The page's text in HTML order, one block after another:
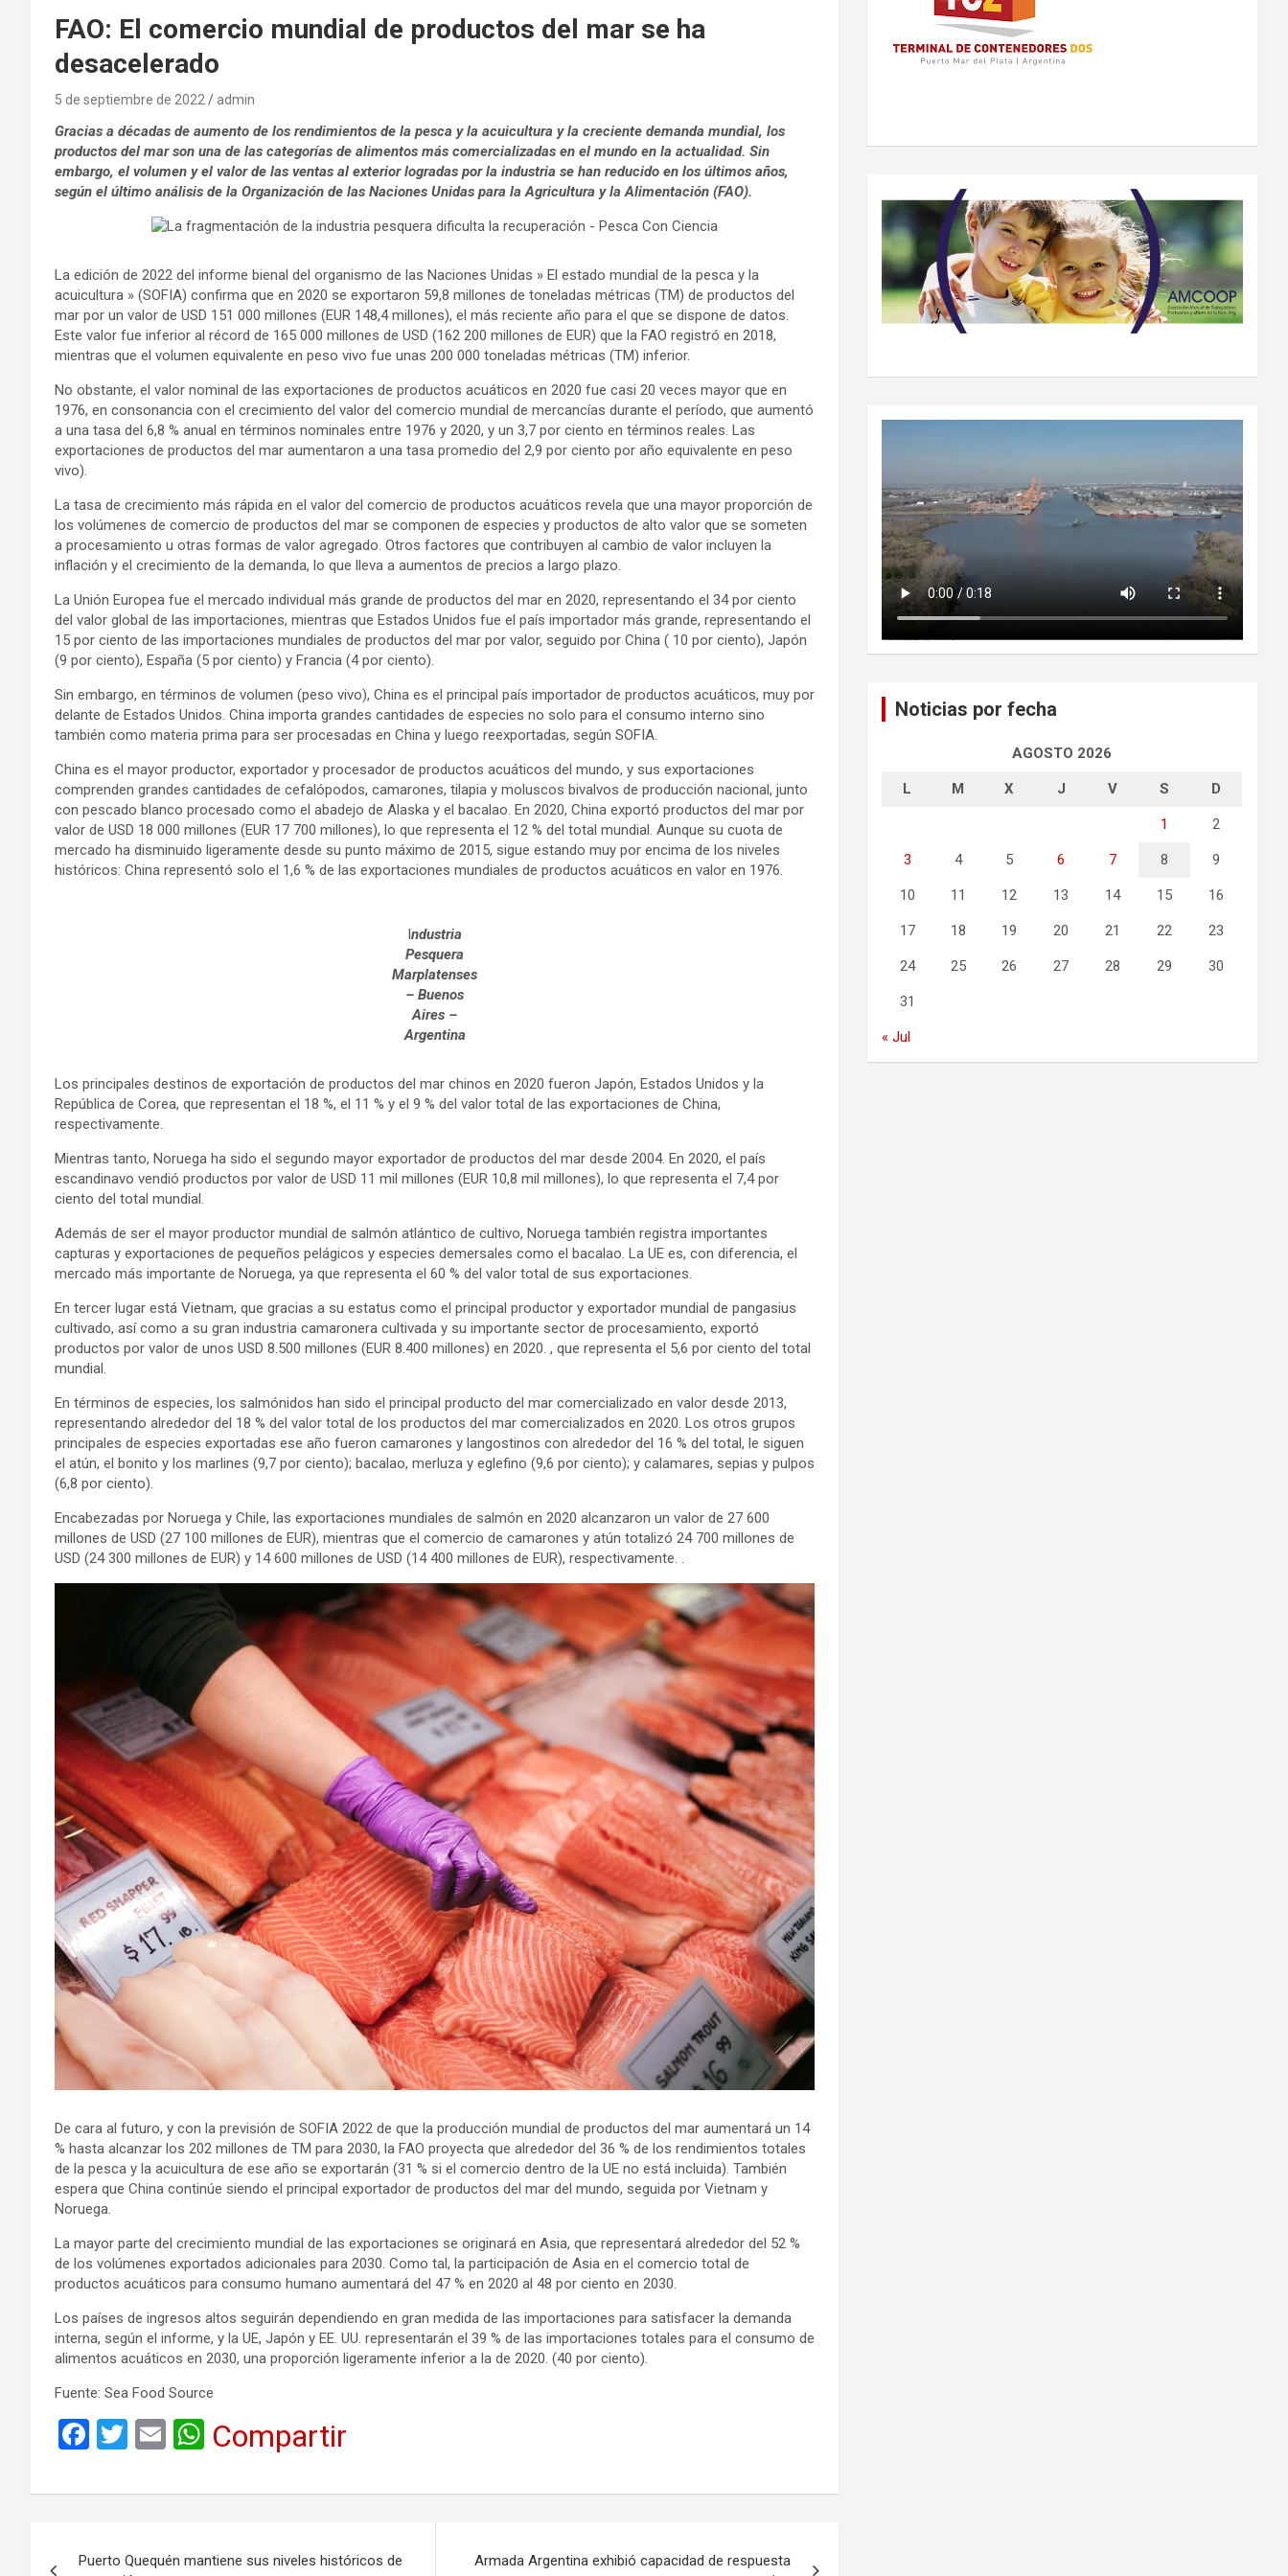
FAO: El comercio mundial de productos del mar se ha
desacelerado
5 de septiembre de 2022 admin
Gracias a décadas de aumento de los rendimientos de la pesca y la acuicultura y la creciente demanda mundial, los
productos del mar son una de las categorías de alimentos más comercializadas en el mundo en la actualidad. Sin
embargo, el volumen y el valor de las ventas al exterior logradas por la industria se han reducido en los últimos años,
según el último análisis de la Organización de las Naciones Unidas para la Agricultura y la Alimentación (FAO).
La edición de 2022 del informe bienal del organismo de las Naciones Unidas » El estado mundial de la pesca y la
acuicultura » (SOFIA) confirma que en 2020 se exportaron 59,8 millones de toneladas métricas (TM) de productos del
mar por un valor de USD 151 000 millones (EUR 148,4 millones), el más reciente año para el que se dispone de datos.
Este valor fue inferior al récord de 165 000 millones de USD (162 200 millones de EUR) que la FAO registró en 2018,
mientras que el volumen equivalente en peso vivo fue unas 200 000 toneladas métricas (TM) inferior.
No obstante, el valor nominal de las exportaciones de productos acuáticos en 2020 fue casi 20 veces mayor que en
1976, en consonancia con el crecimiento del valor del comercio mundial de mercancías durante el período, que aumentó
a una tasa del 6,8 % anual en términos nominales entre 1976 y 2020, y un 3,7 por ciento en términos reales. Las
exportaciones de productos del mar aumentaron a una tasa promedio del 2,9 por ciento por año equivalente en peso
vivo).
La tasa de crecimiento más rápida en el valor del comercio de productos acuáticos revela que una mayor proporción de
los volúmenes de comercio de productos del mar se componen de especies y productos de alto valor que se someten
a procesamiento u otras formas de valor agregado. Otros factores que contribuyen al cambio de valor incluyen la
inflación y el crecimiento de la demanda, lo que lleva a aumentos de precios a largo plazo.
La Unión Europea fue el mercado individual más grande de productos del mar en 2020, representando el 34 por ciento
del valor global de las importaciones, mientras que Estados Unidos fue el país importador más grande, representando el
15 por ciento de las importaciones mundiales de productos del mar por valor, seguido por China ( 10 por ciento), Japón
(9 por ciento), España (5 por ciento) y Francia (4 por ciento).
Sin embargo, en términos de volumen (peso vivo), China es el principal país importador de productos acuáticos, muy por
delante de Estados Unidos. China importa grandes cantidades de especies no solo para el consumo interno sino
también como materia prima para ser procesadas en China y luego reexportadas, según SOFIA.
China es el mayor productor, exportador y procesador de productos acuáticos del mundo, y sus exportaciones
comprenden grandes cantidades de cefalópodos, camarones, tilapia y moluscos bivalvos de producción nacional, junto
con pescado blanco procesado como el abadejo de Alaska y el bacalao. En 2020, China exportó productos del mar por
valor de USD 18 000 millones (EUR 17 700 millones), lo que representa el 12 % del total mundial. Aunque su cuota de
mercado ha disminuido ligeramente desde su punto máximo de 2015, sigue estando muy por encima de los niveles
históricos: China representó solo el 1,6 % de las exportaciones mundiales de productos acuáticos en valor en 1976.
Industria
Pesquera
Marplatenses
– Buenos
Aires –
Argentina
Los principales destinos de exportación de productos del mar chinos en 2020 fueron Japón, Estados Unidos y la
República de Corea, que representan el 18 %, el 11 % y el 9 % del valor total de las exportaciones de China,
respectivamente.
Mientras tanto, Noruega ha sido el segundo mayor exportador de productos del mar desde 2004. En 2020, el país
escandinavo vendió productos por valor de USD 11 mil millones (EUR 10,8 mil millones), lo que representa el 7,4 por
ciento del total mundial.
Además de ser el mayor productor mundial de salmón atlántico de cultivo, Noruega también registra importantes
capturas y exportaciones de pequeños pelágicos y especies demersales como el bacalao. La UE es, con diferencia, el
mercado más importante de Noruega, ya que representa el 60 % del valor total de sus exportaciones.
En tercer lugar está Vietnam, que gracias a su estatus como el principal productor y exportador mundial de pangasius
cultivado, así como a su gran industria camaronera cultivada y su importante sector de procesamiento, exportó
productos por valor de unos USD 8.500 millones (EUR 8.400 millones) en 2020. , que representa el 5,6 por ciento del total
mundial.
En términos de especies, los salmónidos han sido el principal producto del mar comercializado en valor desde 2013,
representando alrededor del 18 % del valor total de los productos del mar comercializados en 2020. Los otros grupos
principales de especies exportadas ese año fueron camarones y langostinos con alrededor del 16 % del total, le siguen
el atún, el bonito y los marlines (9,7 por ciento); bacalao, merluza y eglefino (9,6 por ciento); y calamares, sepias y pulpos
(6,8 por ciento).
Encabezadas por Noruega y Chile, las exportaciones mundiales de salmón en 2020 alcanzaron un valor de 27 600
millones de USD (27 100 millones de EUR), mientras que el comercio de camarones y atún totalizó 24 700 millones de
USD (24 300 millones de EUR) y 14 600 millones de USD (14 400 millones de EUR), respectivamente. .
De cara al futuro, y con la previsión de SOFIA 2022 de que la producción mundial de productos del mar aumentará un 14
% hasta alcanzar los 202 millones de TM para 2030, la FAO proyecta que alrededor del 36 % de los rendimientos totales
de la pesca y la acuicultura de ese año se exportarán (31 % si el comercio dentro de la UE no está incluida). También
espera que China continúe siendo el principal exportador de productos del mar del mundo, seguida por Vietnam y
Noruega.
La mayor parte del crecimiento mundial de las exportaciones se originará en Asia, que representará alrededor del 52 %
de los volúmenes exportados adicionales para 2030. Como tal, la participación de Asia en el comercio total de
productos acuáticos para consumo humano aumentará del 47 % en 2020 al 48 por ciento en 2030.
Los países de ingresos altos seguirán dependiendo en gran medida de las importaciones para satisfacer la demanda
interna, según el informe, y la UE, Japón y EE. UU. representarán el 39 % de las importaciones totales para el consumo de
alimentos acuáticos en 2030, una proporción ligeramente inferior a la de 2020. (40 por ciento).
Fuente: Sea Food Source
F
ce
o
T
tt
E
ail
W
at
A
Compartir
Puerto Quequén mantiene sus niveles históricos de
Armada Argentina exhibió capacidad de respuesta
Noticias por fecha
AGOSTO 2026
L M X J V S D
1 2
3 4 5 6 7 8 9
10 11 12 13 14 15 16
17 18 19 20 21 22 23
24 25 26 27 28 29 30
31
« Jul